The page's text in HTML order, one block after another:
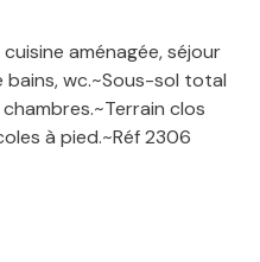
aménagée, séjour
bains, wc.~Sous-sol total
clos
à pied.~Réf 2306